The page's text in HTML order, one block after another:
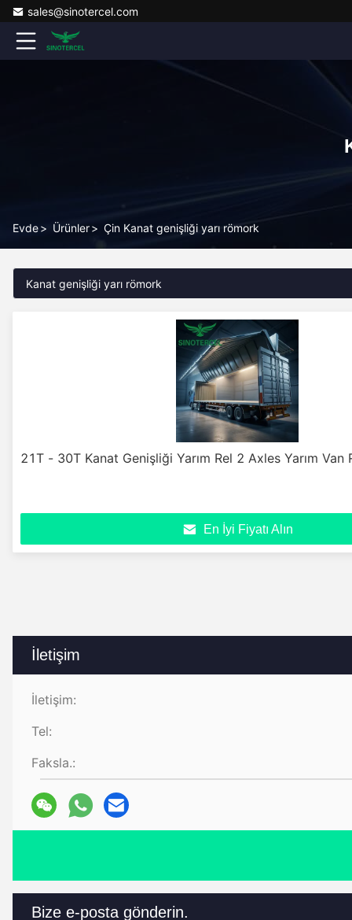
sales@sinotercel.com
Evde> Ürünler> Çin Kanat genişliği yarı römork
İletişim
İletişim:
Tel:
Faksla.:
Bize e-posta gönderin.
Kanat genişliği yarı römork
21T - 30T Kanat Genişliği Yarım Rel 2 Axles Yarım Van
En İyi Fiyatı Alın